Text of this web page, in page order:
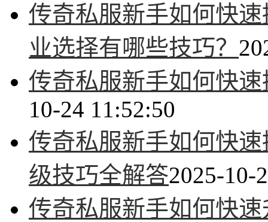
传奇私服新手如何快
业选择有哪些技巧？
传奇私服新手如何快
10-24 11:52:50
传奇私服新手如何快
级技巧全解答2025-10-
传奇私服新手如何快